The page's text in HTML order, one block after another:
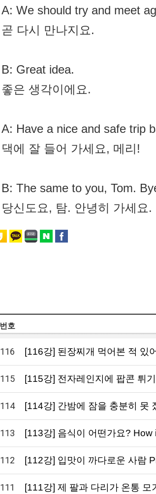
A: We should try and meet
곧 다시 만나지요.
B: Great idea.
좋은 생각이에요.
A: Have a nice and safe trip
댁에 잘 들어 가세요, 메리!
B: The same to you, Tom.
당신도요, 탐. 안녕히 가세요.
번호
116 [116강] 된장찌개 먹어본 적
115 [115강] 전자레인지에 팝콘 튀
114 [114강] 간밤에 잠을 충분히 못
113 [113강] 음식이 어떤가요?
112 [112강] 입맛이 까다로운 사람
111 [111강] 제 팔과 다리가 온통